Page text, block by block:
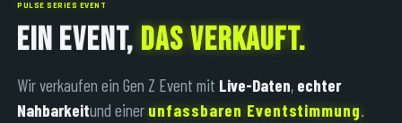
PULSE SERIES EVENT
EIN EVENT, DAS VERKAUFT.
Wir verkaufen ein Gen Z Event mit Live-Daten, echter
Nahbarkeitund einer unfassbaren Eventstimmung.